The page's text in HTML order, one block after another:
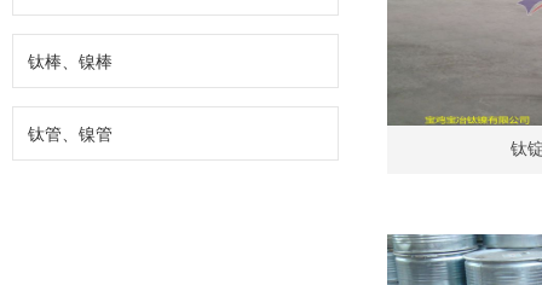
钛棒、镍棒
钛管、镍管
钛